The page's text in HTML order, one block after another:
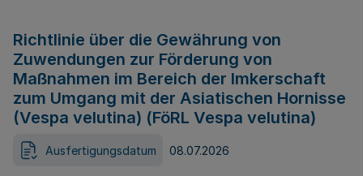
Richtlinie über die Gewährung von
Zuwendungen zur Förderung von
Maßnahmen im Bereich der Imkerschaft
zum Umgang mit der Asiatischen Hornisse
(Vespa velutina) (FöRL Vespa velutina)
Ausfertigungsdatum 08.07.2026